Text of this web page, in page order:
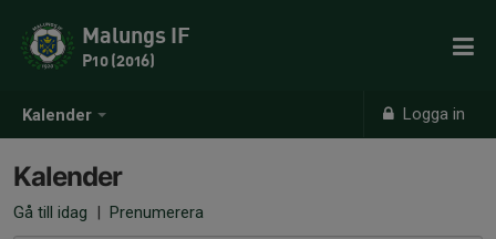
Kalender Logga in
Malungs IF
P10 (2016)
Kalender
Gå till idag | Prenumerera